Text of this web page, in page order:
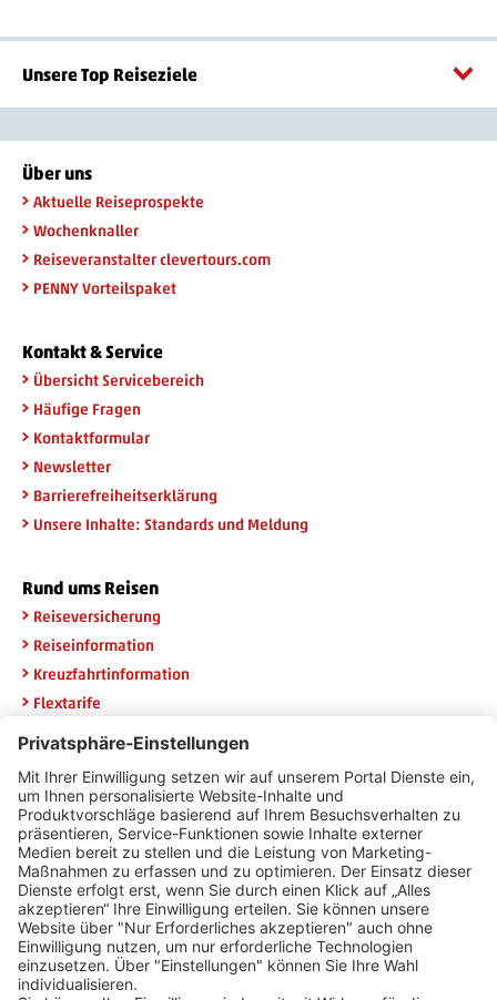
Unsere Top Reiseziele
Über uns
Aktuelle Reiseprospekte
Wochenknaller
Reiseveranstalter clevertours.com
PENNY Vorteilspaket
Kontakt & Service
Übersicht Servicebereich
Häufige Fragen
Kontaktformular
Newsletter
Barrierefreiheitserklärung
Unsere Inhalte: Standards und Meldung
Rund ums Reisen
Reiseversicherung
Reiseinformation
Kreuzfahrtinformation
Flextarife
Widerruf HanseMerkur
Newsletteranmeldung
Erhalten Sie die neuesten Angebote per E-Mail und sichern Sie
sich 20 Euro Urlaubsgeld.
E-Mail Adresse